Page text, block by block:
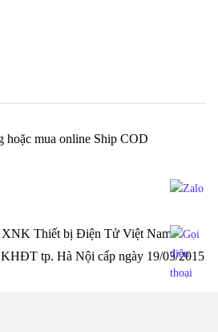
XNK Thiết bị Điện Tử Việt Nam -
tp. Hà Nội cấp ngày 19/03/2015
hoặc mua online Ship COD